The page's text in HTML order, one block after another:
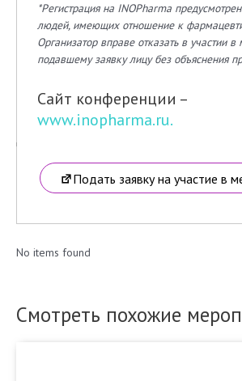
*Регистрация на INOPharma
людей, имеющих отношение к
Организатор вправе отказать в участии в
подавшему заявку лицу без объяснения
Сайт конференции –
www.inopharma.ru.
Подать заявку на участие в
No items found
Смотреть похожие